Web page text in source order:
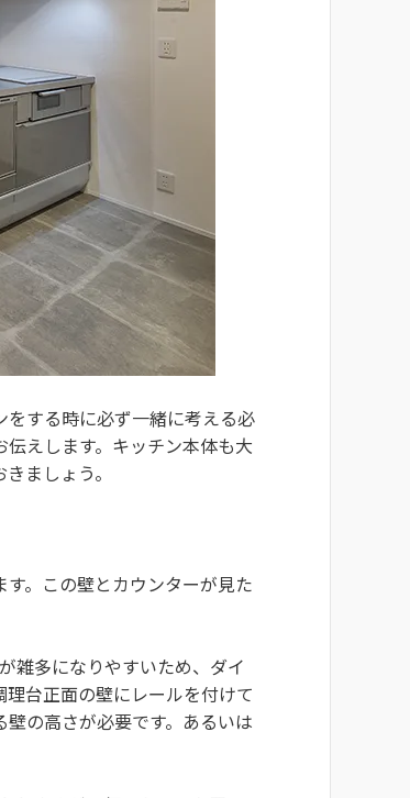
する時に必ず一緒に考える必
えします。キッチン本体も大
ましょう。
。この壁とカウンターが見た
雑多になりやすいため、ダイ
台正面の壁にレールを付けて
の高さが必要です。あるいは